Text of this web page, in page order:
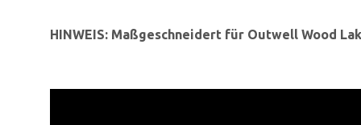
HINWEIS: Maßgeschneidert für Outwell Wood